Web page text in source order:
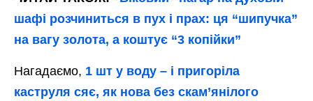
шафі розчиниться в пух і прах: ця “шипучка”
на вагу золота, а коштує “3 копійки”
Нагадаємо, 1 шт у воду – і пригоріла
каструля сяє, як нова без скам’янілого